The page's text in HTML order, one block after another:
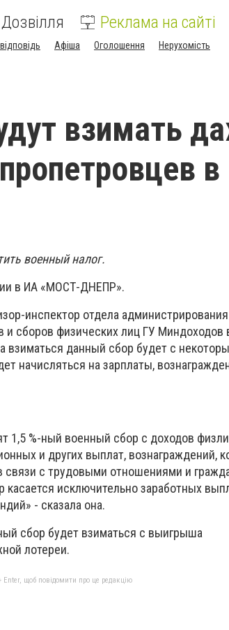
Дозвілля Реклама на сайті
Афіша Оголошення Нерухомість
взимать
в
военный налог.
в ИА «МОСТ-ДНЕПР».
инспектор отдела
и сборов физических лиц ГУ Миндоходов
взиматься данный сбор будет с
начисляться на зарплаты,
1,5 %-ный военный сбор с доходов
и других выплат, вознаграждений,
с трудовыми отношениями и
исключительно заработных
- сказала она.
сбор будет взиматься с выигрыша
лотереи.
Enter, щоб повідомити про це редакцію